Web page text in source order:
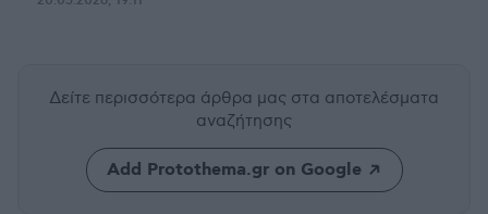
Δείτε περισσότερα άρθρα μας στα αποτελέσματα
αναζήτησης
Add Protothema.gr on Google